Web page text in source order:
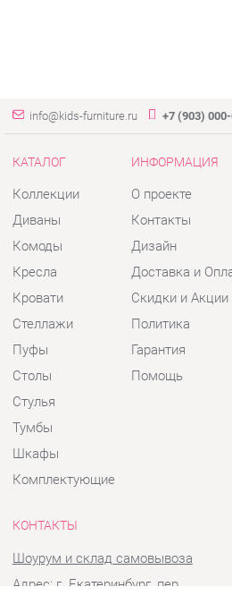
КАТАЛОГ
Диваны
Комоды
Кресла
Кровати
Стеллажи
Пуфы
Столы
Стулья
Тумбы
Шкафы
Комплектующие
ИНФОРМАЦИЯ
Контакты
Дизайн
Доставка и Оплата
Скидки и Акции
Политика
Гарантия
Помощь
КОНТАКТЫ
Адрес: г. Екатеринбург, пер.
Телефон: +7 (903) 000-00-00